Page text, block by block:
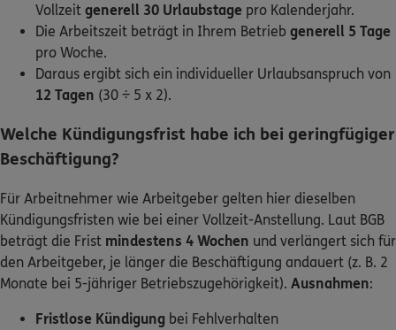
Vollzeit generell 30 Urlaubstage pro Kalenderjahr.
Die Arbeitszeit beträgt in Ihrem Betrieb generell 5 Tage
pro Woche.
Daraus ergibt sich ein individueller Urlaubsanspruch von
12 Tagen (30 ÷ 5 x 2).
Welche Kündigungsfrist habe ich bei geringfügiger
Beschäftigung?
Für Arbeitnehmer wie Arbeitgeber gelten hier dieselben
Kündigungsfristen wie bei einer Vollzeit-Anstellung. Laut BGB
beträgt die Frist mindestens 4 Wochen und verlängert sich für
den Arbeitgeber, je länger die Beschäftigung andauert (z. B. 2
Monate bei 5-jähriger Betriebszugehörigkeit). Ausnahmen:
Fristlose Kündigung bei Fehlverhalten